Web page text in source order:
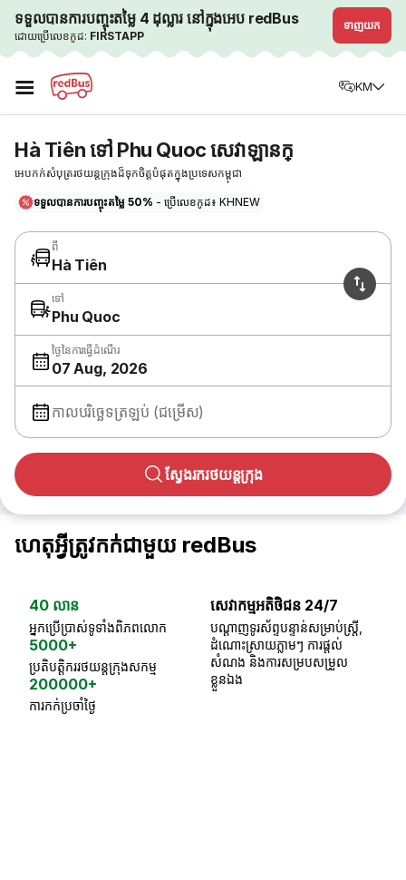
ទទួលបានការបញ្ចុះតម្លៃ 4 ដុល្លារ នៅក្នុងអេប redBus
ដោយប្រើលេខកូដ: FIRSTAPP
ទាញយក
☰ KM
Hà Tiên ទៅ Phu Quoc សេវាឡានក្
អេបកក់សំបុត្ររថយន្តក្រុងដ៏ទុកចិត្តបំផុតក្នុងប្រទេសកម្ពុជា
ទទួលបានការបញ្ចុះតម្លៃ 50% - ប្រើលេខកូដ៖ KHNEW
ពី
Hà Tiên
ទៅ
Phu Quoc
ថ្ងៃនៃការធ្វើដំណើរ
07 Aug, 2026
កាលបរិច្ឆេទត្រឡប់ (ជម្រើស)
ស្វែងរករថយន្តក្រុង
ហេតុអ្វីត្រូវកក់ជាមួយ redBus
40 លាន
អ្នកប្រើប្រាស់ទូទាំងពិភពលោក
5000+
ប្រតិបត្តិកររថយន្តក្រុងសកម្ម
200000+
ការកក់ប្រចាំថ្ងៃ
សេវាកម្មអតិថិជន 24/7
បណ្តាញទូរស័ព្ទបន្ទាន់សម្រាប់ស្ត្រី,
ដំណោះស្រាយភ្លាមៗ ការផ្តល់
សំណង និងការសម្របសម្រួល
ខ្លួនឯង